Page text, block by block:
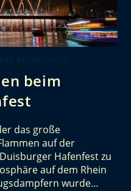
beim
das große
auf der
Hafenfest zu
auf dem Rhein
wurde…